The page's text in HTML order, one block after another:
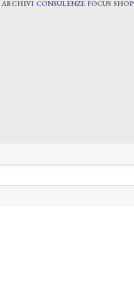
ARCHIVI CONSULENZE FOCUS SHOP